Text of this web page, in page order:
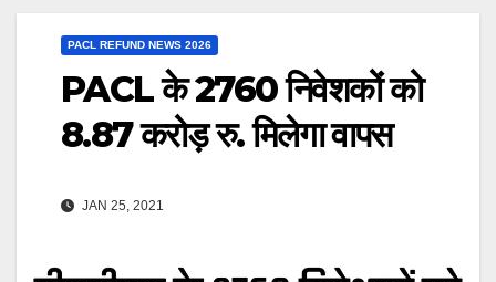
PACL REFUND NEWS 2026
PACL के 2760 निवेशकों को
8.87 करोड़ रु. मिलेगा वापस
JAN 25, 2021